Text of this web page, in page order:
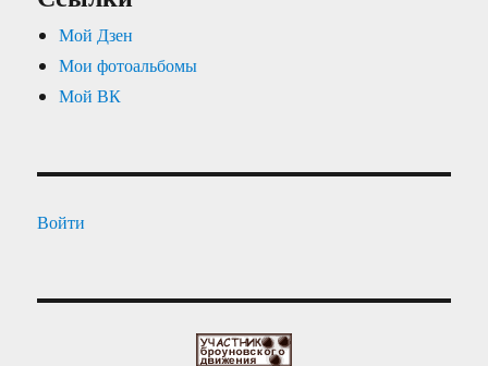
Мой Дзен
Мои фотоальбомы
Мой ВК
Войти